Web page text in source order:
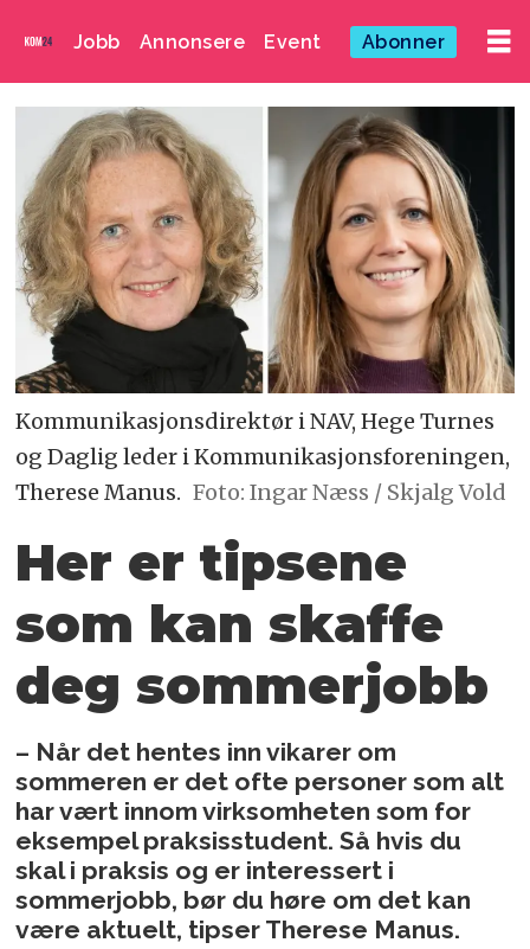
Jobb Annonsere Event Abonner
Kommunikasjonsdirektør i NAV, Hege Turnes
og Daglig leder i Kommunikasjonsforeningen,
Therese Manus. Foto: Ingar Næss / Skjalg Vold
Her er tipsene
som kan skaffe
deg sommerjobb
– Når det hentes inn vikarer om
sommeren er det ofte personer som alt
har vært innom virksomheten som for
eksempel praksisstudent. Så hvis du
skal i praksis og er interessert i
sommerjobb, bør du høre om det kan
være aktuelt, tipser Therese Manus.